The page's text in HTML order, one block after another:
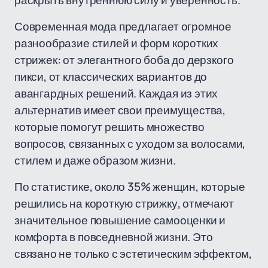
Современная мода предлагает огромное
разнообразие стилей и форм коротких
стрижек: от элегантного боба до дерзкого
пикси, от классических вариантов до
авангардных решений. Каждая из этих
альтернатив имеет свои преимущества,
которые помогут решить множество
вопросов, связанных с уходом за волосами,
стилем и даже образом жизни.
По статистике, около 35% женщин, которые
решились на короткую стрижку, отмечают
значительное повышение самооценки и
комфорта в повседневной жизни. Это
связано не только с эстетическим эффектом,